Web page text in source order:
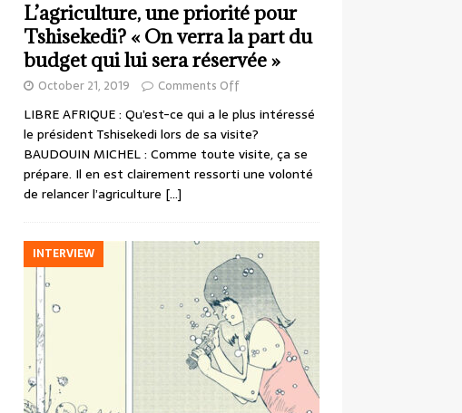
L’agriculture, une priorité pour
Tshisekedi? « On verra la part du
budget qui lui sera réservée »
October 21, 2019 Comments Off
LIBRE AFRIQUE : Qu’est-ce qui a le plus intéressé
le président Tshisekedi lors de sa visite?
BAUDOUIN MICHEL : Comme toute visite, ça se
prépare. Il en est clairement ressorti une volonté
de relancer l’agriculture […]
INTERVIEW